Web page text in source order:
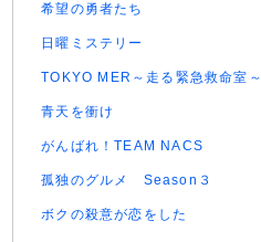
希望の勇者たち
日曜ミステリー
TOKYO MER～走る緊急救命室～
青天を衝け
がんばれ！TEAM NACS
孤独のグルメ Season３
ボクの殺意が恋をした